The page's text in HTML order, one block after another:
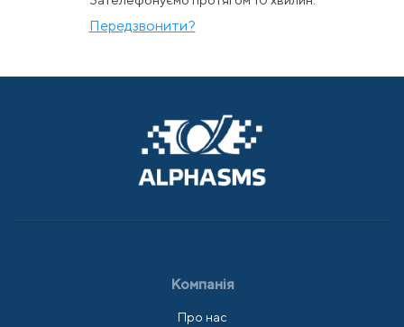
Передзвонити?
Компанія
Про нас